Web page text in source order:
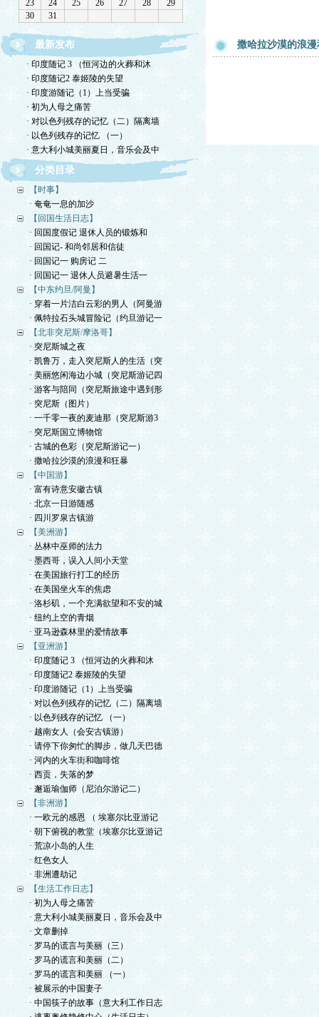
最新发布
· 印度随记 3 （恒河边的火葬和沐
· 印度随记2 泰姬陵的失望
· 印度游随记（1）上当受骗
· 初为人母之痛苦
· 对以色列残存的记忆（二）隔离墙
· 以色列残存的记忆 （一）
· 意大利小城美丽夏日，音乐会及中
分类目录
【时事】
· 奄奄一息的加沙
【回国生活日志】
· 回国度假记 退休人员的锻炼和
· 回国记- 和尚邻居和信徒
· 回国记一 购房记 二
· 回国记一 退休人员避暑生活一
【中东约旦/阿曼】
· 穿着一片洁白云彩的男人（阿曼游
· 佩特拉石头城冒险记（约旦游记一
【北非突尼斯/摩洛哥】
· 突尼斯城之夜
· 凯鲁万，走入突尼斯人的生活（突
· 美丽悠闲海边小城（突尼斯游记四
· 游客与陪同（突尼斯旅途中遇到形
· 突尼斯（图片）
· 一千零一夜的麦迪那（突尼斯游3
· 突尼斯国立博物馆
· 古城的色彩（突尼斯游记一）
· 撒哈拉沙漠的浪漫和狂暴
【中国游】
· 富有诗意安徽古镇
· 北京一日游随感
· 四川罗泉古镇游
【美洲游】
· 丛林中巫师的法力
· 墨西哥，误入人间小天堂
· 在美国旅行打工的经历
· 在美国坐火车的焦虑
· 洛杉矶，一个充满欲望和不安的城
· 纽约上空的青烟
· 亚马逊森林里的爱情故事
【亚洲游】
· 印度随记 3 （恒河边的火葬和沐
· 印度随记2 泰姬陵的失望
· 印度游随记（1）上当受骗
· 对以色列残存的记忆（二）隔离墙
· 以色列残存的记忆 （一）
· 越南女人（会安古镇游）
· 请停下你匆忙的脚步，做几天巴德
· 河内的火车街和咖啡馆
· 西贡，失落的梦
· 邂逅瑜伽师（尼泊尔游记二）
【非洲游】
· 一欧元的感恩 （ 埃塞尔比亚游记
· 朝下俯视的教堂（埃塞尔比亚游记
· 荒凉小岛的人生
· 红色女人
· 非洲遭劫记
【生活工作日志】
· 初为人母之痛苦
· 意大利小城美丽夏日，音乐会及中
· 文章删掉
· 罗马的谎言与美丽（三）
· 罗马的谎言和美丽（二）
· 罗马的谎言和美丽 （一）
· 被展示的中国妻子
· 中国筷子的故事（意大利工作日志
撒哈拉沙漠的浪